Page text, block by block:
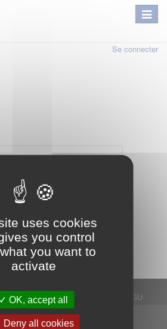
uses cookies
you control
you want to
activate
OK, accept all
Deny all cookies
Se connecter
? Je crée mon compte
Connexion
réservés Mentions légales
CGU
du site
FAQ
Contact
est proposé par6Tzen